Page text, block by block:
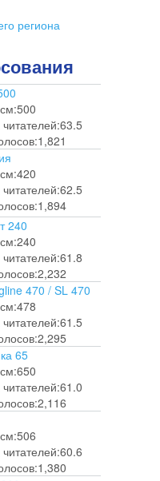
500
63.5
1,821
420
62.5
1,894
240
240
61.8
2,232
470 / SL 470
478
61.5
2,295
65
650
61.0
2,116
506
60.6
1,380